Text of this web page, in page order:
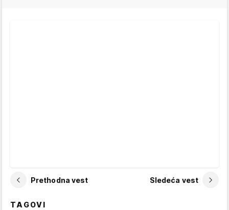
Prethodna vest Sledeća vest
TAGOVI